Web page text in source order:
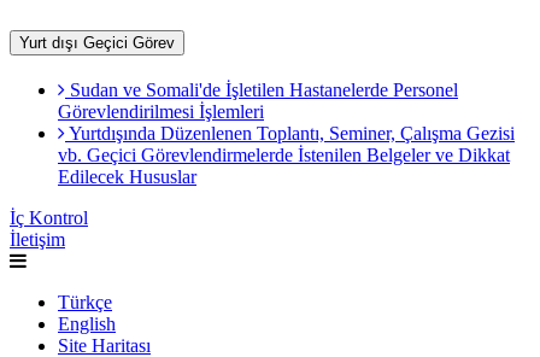
Yurt dışı Geçici Görev
Sudan ve Somali'de İşletilen Hastanelerde Personel
Görevlendirilmesi İşlemleri
Yurtdışında Düzenlenen Toplantı, Seminer, Çalışma Gezisi
vb. Geçici Görevlendirmelerde İstenilen Belgeler ve Dikkat
Edilecek Hususlar
İç Kontrol
İletişim
Türkçe
English
Site Haritası